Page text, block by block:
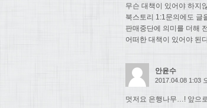
무슨 대책이 있어야 하지
북스토리 1:1문의에도 글
판매중단에 의미를 더해
어떠한 대책이 있어야 된
안윤수
2017.04.08 1:03
멋저요 은행나무…! 앞으